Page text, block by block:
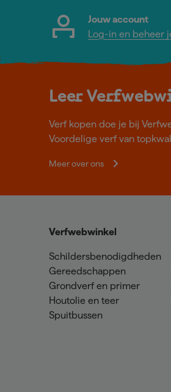
Jouw account
Log-in en beheer
Leer
Verf kopen doe je bij
Voordelige verf van
Meer over ons
Verfwebwinkel
Schildersbenodigdheden
Gereedschappen
Grondverf en primer
Houtolie en teer
Spuitbussen